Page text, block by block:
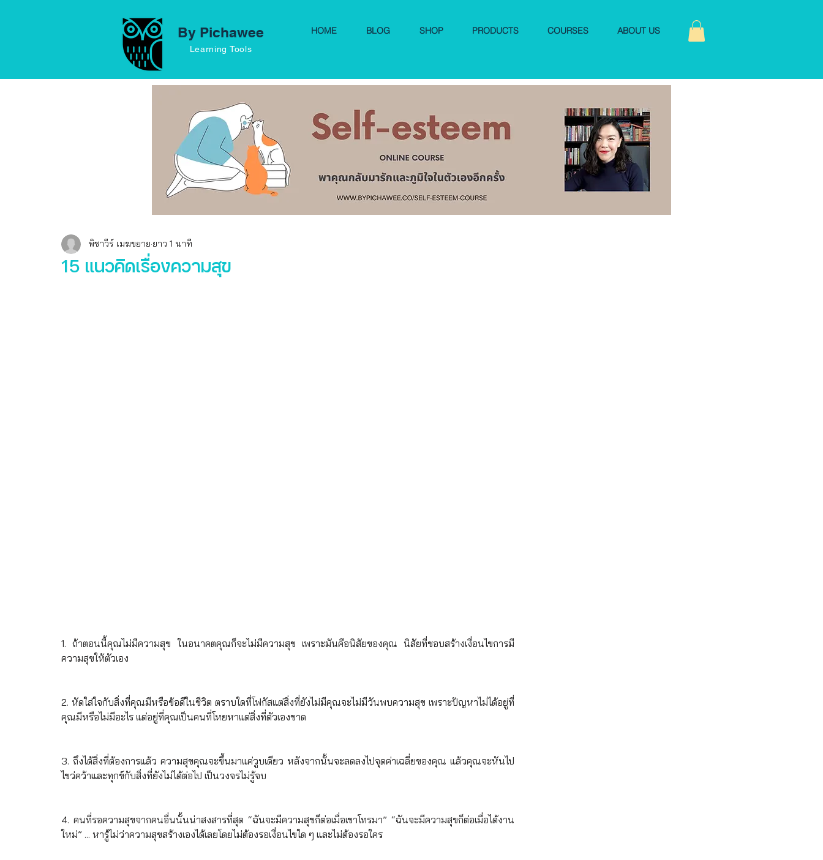
By Pichawee
Learning Tools
HOME BLOG SHOP PRODUCTS COURSES ABOUT US
15 แนวคิดเรื่องความสุข
พิชาวีร์ เมฆขยาย ยาว 1 นาที
1. ถ้าตอนนี้คุณไม่มีความสุข ในอนาคตคุณก็จะไม่มีความสุข เพราะมันคือนิสัยของคุณ นิสัยที่ชอบสร้างเงื่อนไขการมี
ความสุขให้ตัวเอง
2. หัดใส่ใจกับสิ่งที่คุณมีหรือข้อดีในชีวิต ตราบใดที่โฟกัสแต่สิ่งที่ยังไม่มีคุณจะไม่มีวันพบความสุข เพราะปัญหาไม่ได้อยู่ที่
คุณมีหรือไม่มีอะไร แต่อยู่ที่คุณเป็นคนที่โหยหาแต่สิ่งที่ตัวเองขาด
3. ถึงได้สิ่งที่ต้องการแล้ว ความสุขคุณจะขึ้นมาแค่วูบเดียว หลังจากนั้นจะลดลงไปจุดค่าเฉลี่ยของคุณ แล้วคุณจะหันไป
ไขว่คว้าและทุกข์กับสิ่งที่ยังไม่ได้ต่อไป เป็นวงจรไม่รู้จบ
4. คนที่รอความสุขจากคนอื่นนั้นน่าสงสารที่สุด “ฉันจะมีความสุขก็ต่อเมื่อเขาโทรมา” “ฉันจะมีความสุขก็ต่อเมื่อได้งาน
ใหม่” ... หารู้ไม่ว่าความสุขสร้างเองได้เลยโดยไม่ต้องรอเงื่อนไขใด ๆ และไม่ต้องรอใคร